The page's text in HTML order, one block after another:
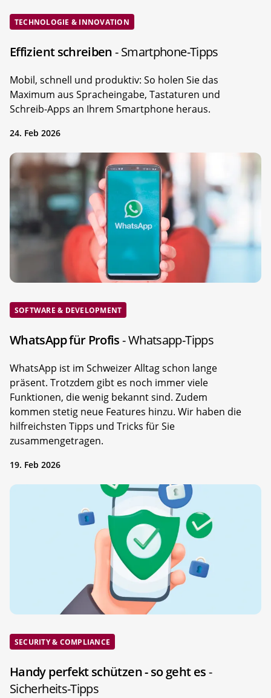
TECHNOLOGIE & INNOVATION
Effizient schreiben- Smartphone-Tipps
Mobil, schnell und produktiv: So holen Sie das
Maximum aus Spracheingabe, Tastaturen und
Schreib-Apps an Ihrem Smartphone heraus.
24. Feb 2026
SOFTWARE & DEVELOPMENT
WhatsApp für Profis- Whatsapp-Tipps
WhatsApp ist im Schweizer Alltag schon lange
präsent. Trotzdem gibt es noch immer viele
Funktionen, die wenig bekannt sind. Zudem
kommen stetig neue Features hinzu. Wir haben die
hilfreichsten Tipps und Tricks für Sie
zusammengetragen.
19. Feb 2026
SECURITY & COMPLIANCE
Handy perfekt schützen - so geht es-
Sicherheits-Tipps